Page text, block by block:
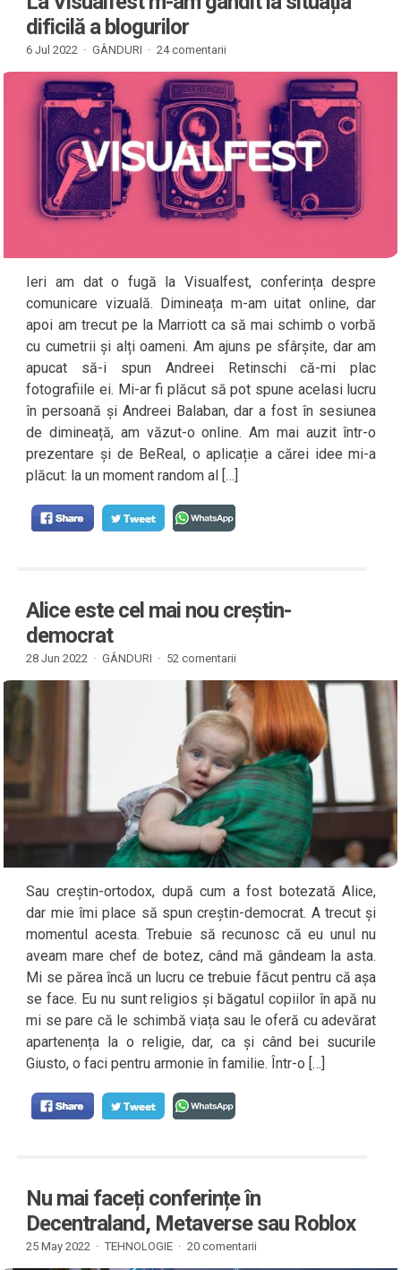
dificilă a blogurilor
6 Jul 2022 · GÂNDURI · 24 comentarii
Ieri am dat o fugă la Visualfest, conferința despre
comunicare vizuală. Dimineața m-am uitat online, dar
apoi am trecut pe la Marriott ca să mai schimb o vorbă
cu cumetrii și alți oameni. Am ajuns pe sfârșite, dar am
apucat să-i spun Andreei Retinschi că-mi plac
fotografiile ei. Mi-ar fi plăcut să pot spune acelasi lucru
în persoană și Andreei Balaban, dar a fost în sesiunea
de dimineață, am văzut-o online. Am mai auzit într-o
prezentare și de BeReal, o aplicație a cărei idee mi-a
plăcut: la un moment random al […]
Alice este cel mai nou creștin-
democrat
28 Jun 2022 · GÂNDURI · 52 comentarii
Sau creștin-ortodox, după cum a fost botezată Alice,
dar mie îmi place să spun creștin-democrat. A trecut și
momentul acesta. Trebuie să recunosc că eu unul nu
aveam mare chef de botez, când mă gândeam la asta.
Mi se părea încă un lucru ce trebuie făcut pentru că așa
se face. Eu nu sunt religios și băgatul copiilor în apă nu
mi se pare că le schimbă viața sau le oferă cu adevărat
apartenența la o religie, dar, ca și când bei sucurile
Giusto, o faci pentru armonie în familie. Într-o […]
Nu mai faceți conferințe în
Decentraland, Metaverse sau Roblox
25 May 2022 · TEHNOLOGIE · 20 comentarii